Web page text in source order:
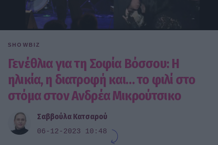
SHOWBIZ
Γενέθλια για τη Σοφία Βόσσου: Η
ηλικία, η διατροφή και… το φιλί στο
στόμα στον Ανδρέα Μικρούτσικο
Σαββούλα Κατσαρού
06-12-2023 10:48